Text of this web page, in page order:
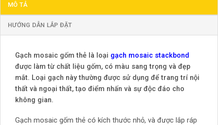
MÔ TẢ
HƯỚNG DẪN LẮP ĐẶT
Gạch mosaic gốm thẻ là loại gạch mosaic stackbond
được làm từ chất liệu gốm, có màu sang trọng và đẹp
mắt. Loại gạch này thường được sử dụng để trang trí nội
thất và ngoại thất, tạo điểm nhấn và sự độc đáo cho
không gian.
Gạch mosaic gốm thẻ có kích thước nhỏ, và được lắp ráp